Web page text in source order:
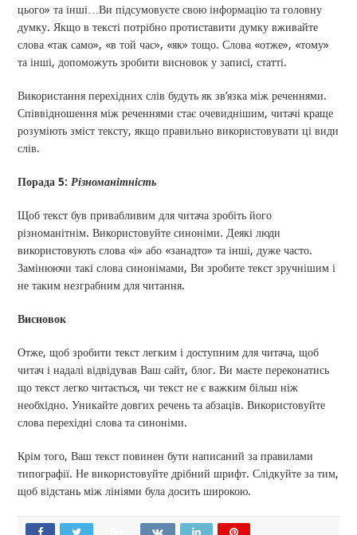
цього» та інші…Ви підсумовуєте свою інформацію та головну
думку. Якщо в тексті потрібно протиставити думку вживайте
слова «так само», «в той час», «як» тощо. Слова «отже», «тому»
та інші, допоможуть зробити висновок у записі, статті.
Використання перехідних слів будуть як зв’язка між реченнями.
Співвідношення між реченнями стає очевиднішим, читачі краще
розуміють зміст тексту, якщо правильно використовувати ці види
слів.
Порада 5: Різноманітність
Щоб текст був привабливим для читача зробіть його
різноманітнім. Використовуйте синоніми. Деякі люди
використовують слова «і» або «занадто» та інші, дуже часто.
Замінюючи такі слова синонімами, Ви зробите текст зручнішим і
не таким незграбним для читання.
Висновок
Отже, щоб зробити текст легким і доступним для читача, щоб
читач і надалі відвідував Ваш сайт, блог. Ви маєте переконатись
що текст легко читається, чи текст не є важким більш ніж
необхідно. Уникайте довгих речень та абзаців. Використовуйте
слова перехідні слова та синоніми.
Крім того, Ваш текст повинен бути написаний за правилами
типографії. Не використовуйте дрібний шрифт. Слідкуйте за тим,
щоб відстань між лініями була досить широкою.